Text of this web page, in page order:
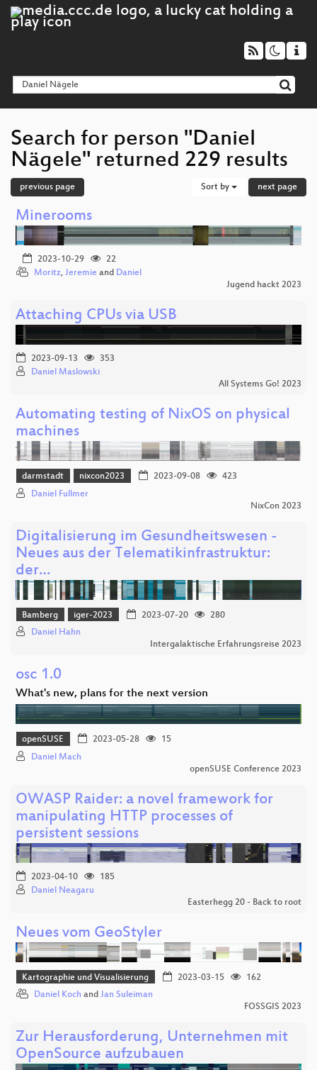
Search for person "Daniel
Nägele" returned 229 results
previous page Sort by next page
Minerooms
2023-10-29
22
Moritz, Jeremie and Daniel
Jugend hackt 2023
Attaching CPUs via USB
2023-09-13
353
Daniel Maslowski
All Systems Go! 2023
Automating testing of NixOS on physical
machines
darmstadt nixcon2023 2023-09-08
423
Daniel Fullmer
NixCon 2023
Digitalisierung im Gesundheitswesen -
Neues aus der Telematikinfrastruktur:
der…
Bamberg iger-2023 2023-07-20
280
Daniel Hahn
Intergalaktische Erfahrungsreise 2023
osc 1.0
What's new, plans for the next version
openSUSE 2023-05-28
15
Daniel Mach
openSUSE Conference 2023
OWASP Raider: a novel framework for
manipulating HTTP processes of
persistent sessions
2023-04-10
185
Daniel Neagaru
Easterhegg 20 - Back to root
Neues vom GeoStyler
Kartographie und Visualisierung 2023-03-15
162
Daniel Koch and Jan Suleiman
FOSSGIS 2023
Zur Herausforderung, Unternehmen mit
OpenSource aufzubauen